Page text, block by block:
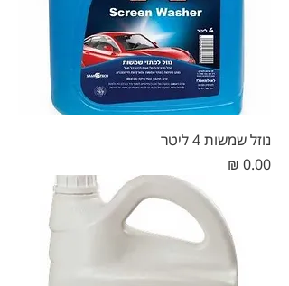
נוזל שמשות 4 ליטר
מחיר